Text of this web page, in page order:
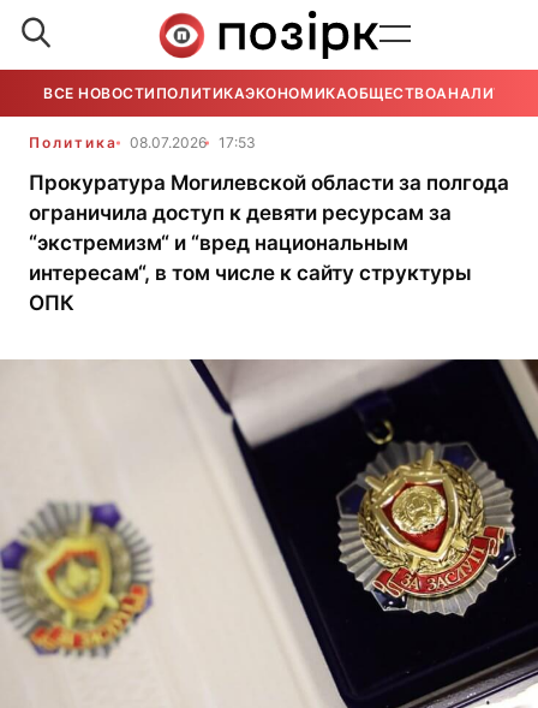
ВСЕ НОВОСТИ ПОЛИТИКАЭКОНОМИКАОБЩЕСТВОАНАЛИТИКА
Политика 08.07.2026 17:53
Прокуратура Могилевской области за полгода
ограничила доступ к девяти ресурсам за
“экстремизм“ и “вред национальным
интересам“, в том числе к сайту структуры
ОПК